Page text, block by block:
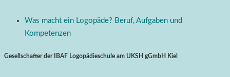
Was macht ein Logopäde? Beruf, Aufgaben und
Kompetenzen
Gesellschafter der IBAF Logopädieschule am UKSH gGmbH Kiel